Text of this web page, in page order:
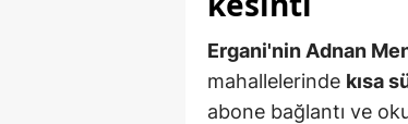
Ergani'nin Adnan
mahallelerinde kısa
abone bağlantı ve